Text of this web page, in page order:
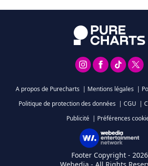
A propos de Purecharts | Mentions légales |
Politique de protection des données | CGU |
Publicité | Préférences
Footer Copyright - 2026